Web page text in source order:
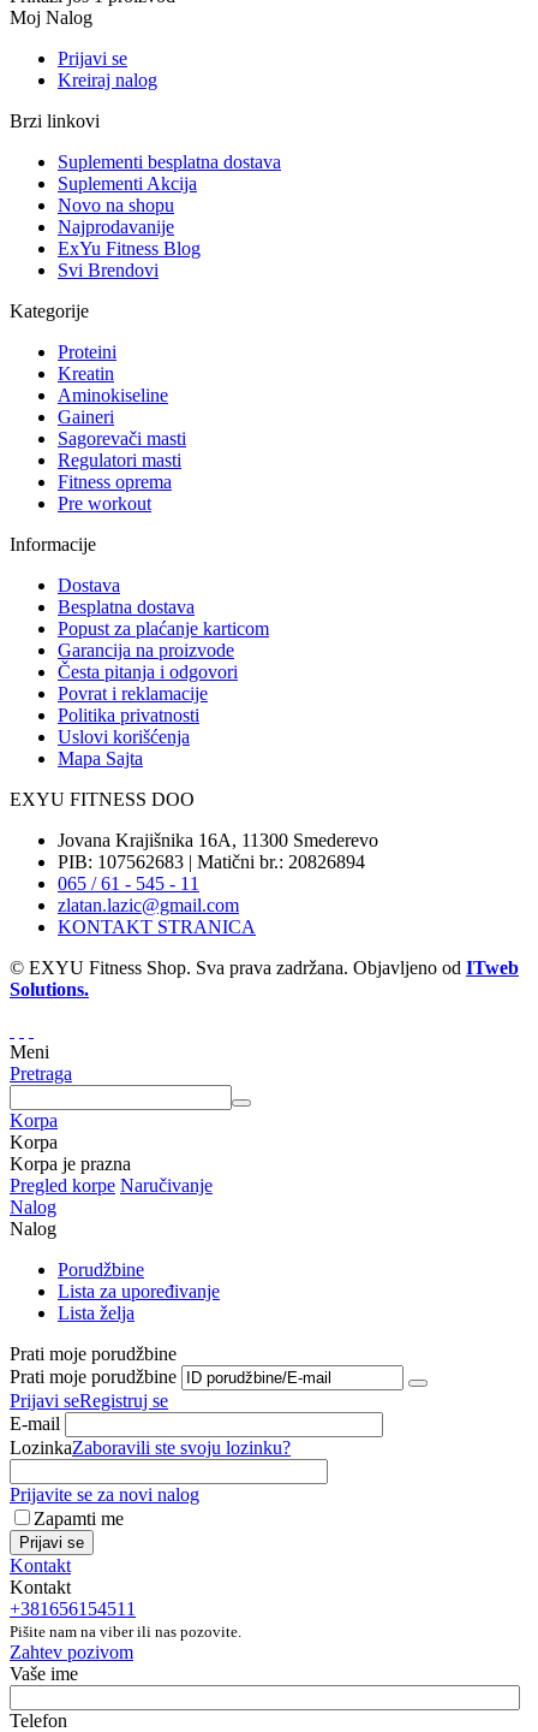
Moj Nalog
Prijavi se
Kreiraj nalog
Brzi linkovi
Suplementi besplatna dostava
Suplementi Akcija
Novo na shopu
Najprodavanije
ExYu Fitness Blog
Svi Brendovi
Kategorije
Proteini
Kreatin
Aminokiseline
Gaineri
Sagorevači masti
Regulatori masti
Fitness oprema
Pre workout
Informacije
Dostava
Besplatna dostava
Popust za plaćanje karticom
Garancija na proizvode
Česta pitanja i odgovori
Povrat i reklamacije
Politika privatnosti
Uslovi korišćenja
Mapa Sajta
EXYU FITNESS DOO
Jovana Krajišnika 16A, 11300 Smederevo
PIB: 107562683 | Matični br.: 20826894
065 / 61 - 545 - 11
zlatan.lazic@gmail.com
KONTAKT STRANICA
© EXYU Fitness Shop. Sva prava zadržana. Objavljeno od ITweb
Solutions.
Meni
Pretraga
Korpa
Korpa
Korpa je prazna
Pregled korpe Naručivanje
Nalog
Nalog
Porudžbine
Lista za upoređivanje
Lista želja
Prati moje porudžbine
Prati moje porudžbine
Prijavi seRegistruj se
E-mail
LozinkaZaboravili ste svoju lozinku?
Prijavite se za novi nalog
Zapamti me
Prijavi se
Kontakt
Kontakt
+381656154511
Pišite nam na viber ili nas pozovite.
Zahtev pozivom
Vaše ime
Telefon